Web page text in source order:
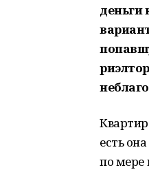
деньги
есть
по мере